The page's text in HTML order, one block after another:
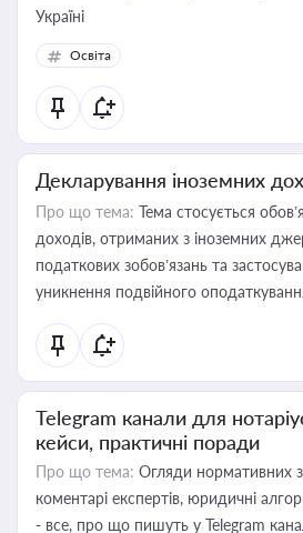
Україні
Освіта
Декларування іноземних
Про що тема: Тема стосується
доходів, отриманих з іноземних
податкових зобов’язань та
уникнення подвійного
Telegram канали для
кейси, практичні поради
Про що тема: Огляди нормативних
коментарі експертів, юридичні
- все, про що пишуть у Telegram